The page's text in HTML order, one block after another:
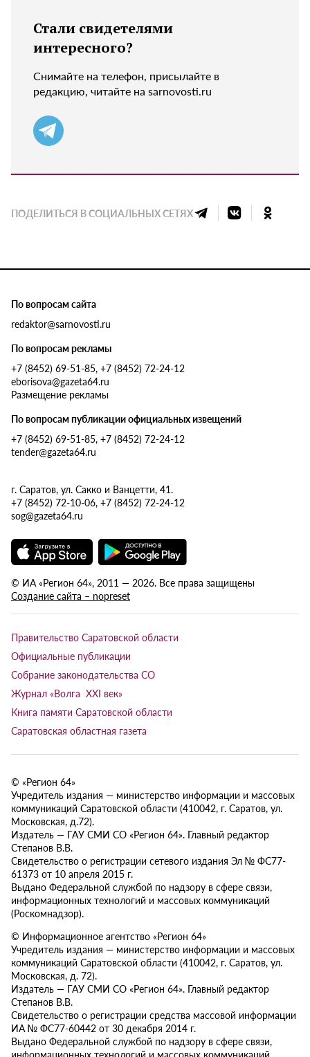
Стали свидетелями
интересного?
Снимайте на телефон, присылайте в
редакцию, читайте на sarnovosti.ru
ПОДЕЛИТЬСЯ В СОЦИАЛЬНЫХ СЕТЯХ
По вопросам сайта
redaktor@sarnovosti.ru
По вопросам рекламы
+7 (8452) 69-51-85, +7 (8452) 72-24-12
eborisova@gazeta64.ru
Размещение рекламы
По вопросам публикации официальных извещений
+7 (8452) 69-51-85, +7 (8452) 72-24-12
tender@gazeta64.ru
г. Саратов, ул. Сакко и Ванцетти, 41.
+7 (8452) 72-10-06, +7 (8452) 72-24-12
sog@gazeta64.ru
© ИА «Регион 64», 2011 — 2026. Все права защищены
Создание сайта – nopreset
Правительство Саратовской области
Официальные публикации
Собрание законодательства СО
Журнал «Волга XXI век»
Книга памяти Саратовской области
Саратовская областная газета
© «Регион 64»
Учредитель издания — министерство информации и массовых
коммуникаций Саратовской области (410042, г. Саратов, ул.
Московская, д.72).
Издатель — ГАУ СМИ СО «Регион 64». Главный редактор
Степанов В.В.
Свидетельство о регистрации сетевого издания Эл № ФС77-
61373 от 10 апреля 2015 г.
Выдано Федеральной службой по надзору в сфере связи,
информационных технологий и массовых коммуникаций
(Роскомнадзор).
© Информационное агентство «Регион 64»
Учредитель издания — министерство информации и массовых
коммуникаций Саратовской области (410042, г. Саратов, ул.
Московская, д. 72).
Издатель — ГАУ СМИ СО «Регион 64». Главный редактор
Степанов В.В.
Свидетельство о регистрации средства массовой информации
ИА № ФС77-60442 от 30 декабря 2014 г.
Выдано Федеральной службой по надзору в сфере связи,
информационных технологий и массовых коммуникаций